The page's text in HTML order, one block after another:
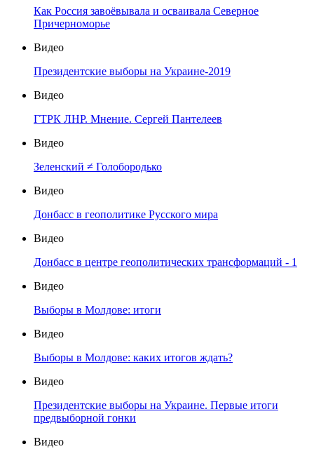
Как Россия завоёвывала и осваивала Северное
Причерноморье
Видео
Президентские выборы на Украине-2019
Видео
ГТРК ЛНР. Мнение. Сергей Пантелеев
Видео
Зеленский ≠ Голобородько
Видео
Донбасс в геополитике Русского мира
Видео
Донбасс в центре геополитических трансформаций - 1
Видео
Выборы в Молдове: итоги
Видео
Выборы в Молдове: каких итогов ждать?
Видео
Президентские выборы на Украине. Первые итоги
предвыборной гонки
Видео